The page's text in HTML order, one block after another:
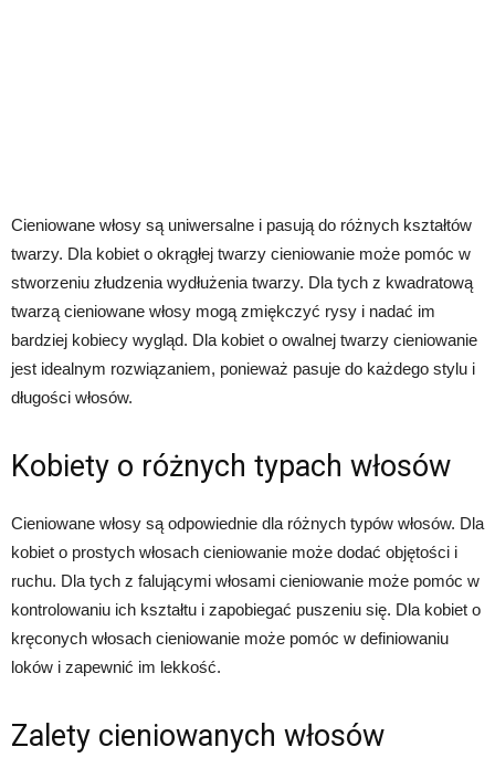
Cieniowane włosy są uniwersalne i pasują do różnych kształtów
twarzy. Dla kobiet o okrągłej twarzy cieniowanie może pomóc w
stworzeniu złudzenia wydłużenia twarzy. Dla tych z kwadratową
twarzą cieniowane włosy mogą zmiękczyć rysy i nadać im
bardziej kobiecy wygląd. Dla kobiet o owalnej twarzy cieniowanie
jest idealnym rozwiązaniem, ponieważ pasuje do każdego stylu i
długości włosów.
Kobiety o różnych typach włosów
Cieniowane włosy są odpowiednie dla różnych typów włosów. Dla
kobiet o prostych włosach cieniowanie może dodać objętości i
ruchu. Dla tych z falującymi włosami cieniowanie może pomóc w
kontrolowaniu ich kształtu i zapobiegać puszeniu się. Dla kobiet o
kręconych włosach cieniowanie może pomóc w definiowaniu
loków i zapewnić im lekkość.
Zalety cieniowanych włosów